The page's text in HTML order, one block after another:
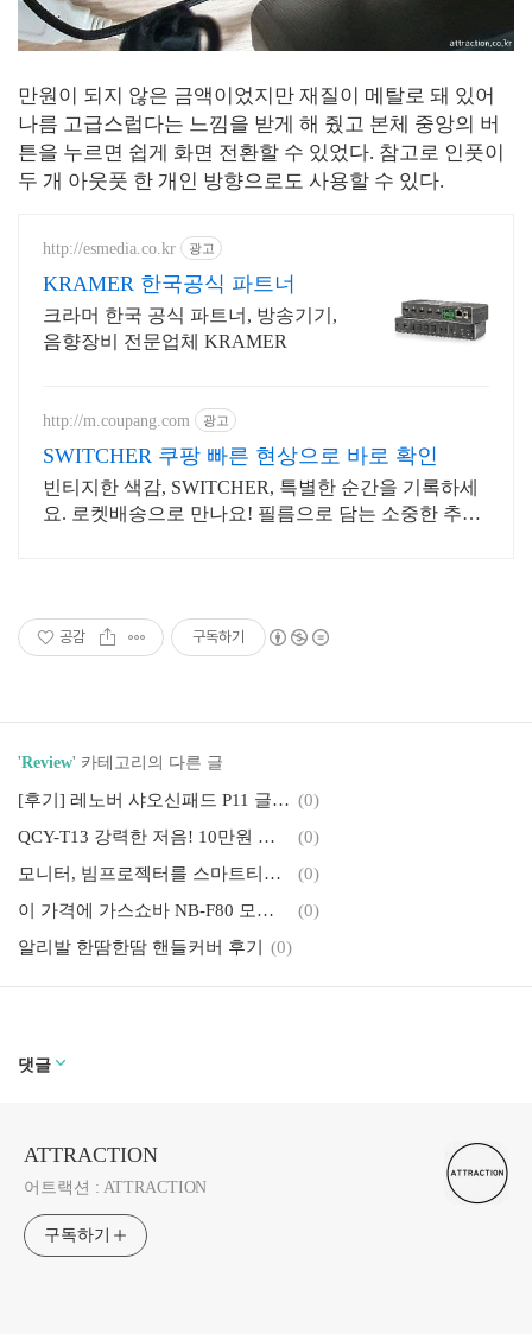
만원이 되지 않은 금액이었지만 재질이 메탈로 돼 있어
나름 고급스럽다는 느낌을 받게 해 줬고 본체 중앙의 버
튼을 누르면 쉽게 화면 전환할 수 있었다. 참고로 인풋이
두 개 아웃풋 한 개인 방향으로도 사용할 수 있다.
http://esmedia.co.kr 광고
KRAMER 한국공식 파트너
크라머 한국 공식 파트너, 방송기기,
음향장비 전문업체 KRAMER
http://m.coupang.com 광고
SWITCHER 쿠팡 빠른 현상으로 바로 확인
빈티지한 색감, SWITCHER, 특별한 순간을 기록하세
요. 로켓배송으로 만나요! 필름으로 담는 소중한 추억!
공감 구독하기
'Review' 카테고리의 다른 글
[후기] 레노버 샤오신패드 P11 글로벌롬 국가코드 가성비 끝판 왕! (0)
QCY-T13 강력한 저음! 10만원 미만 가성비 TWS 이어폰
(0)
모니터, 빔프로젝터를 스마트티비로 디지털컨버터 ATSC 알리 A1 PRO 하이브리드 박스 4K
(0)
이 가격에 가스쇼바 NB-F80 모니터암
(0)
알리발 한땀한땀 핸들커버 후기
(0)
댓글
ATTRACTION
어트랙션 : ATTRACTION
구독하기